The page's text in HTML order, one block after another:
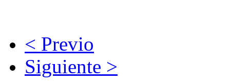
< Previo
Siguiente >